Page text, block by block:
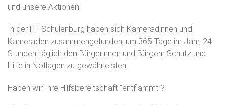
und unsere Aktionen.
In der FF Schulenburg haben sich Kameradinnen und
Kameraden zusammengefunden, um 365 Tage im Jahr, 24
Stunden täglich den Bürgerinnen und Bürgern Schutz und
Hilfe in Notlagen zu gewährleisten.
Haben wir Ihre Hilfsbereitschaft "entflammt"?